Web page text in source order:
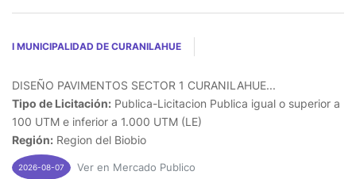
I MUNICIPALIDAD DE CURANILAHUE
DISEÑO PAVIMENTOS SECTOR 1 CURANILAHUE...
Tipo de Licitación: Publica-Licitacion Publica igual o superior a
100 UTM e inferior a 1.000 UTM (LE)
Región: Region del Biobio
2026-08-07 Ver en Mercado Publico